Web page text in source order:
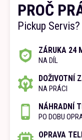
PROČ
Pickup Servis?
ZÁRUKA 24
NA DÍL
DOŽIVOTNÍ
NA PRÁCI
NÁHRADNÍ
PO DOBU
OPRAVA